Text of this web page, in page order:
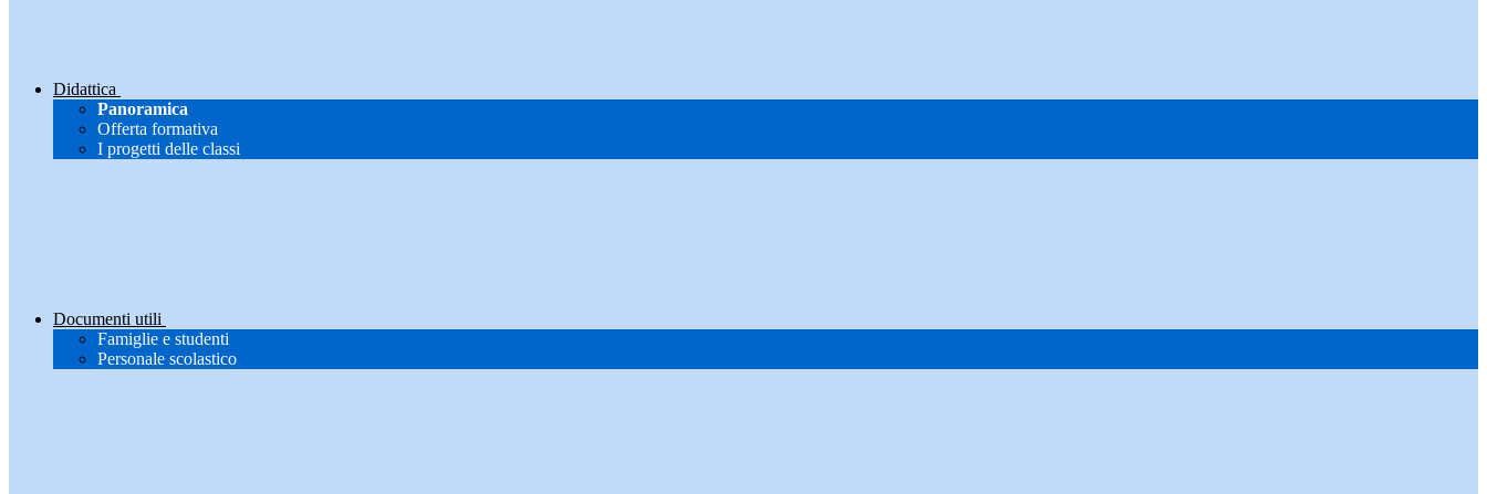
Didattica
Panoramica
Offerta formativa
I progetti delle classi
Documenti utili
Famiglie e studenti
Personale scolastico